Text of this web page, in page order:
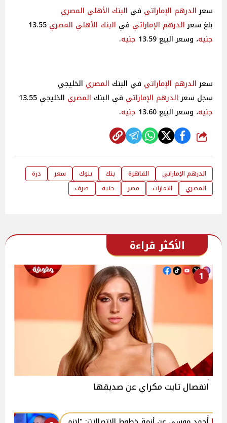
سعرالدرهم الإماراتي في البنك الأهلي المصري
بلغ سعرالدرهم الإماراتي في البنك الأهلي المصري
جنيه، وسعر البيع 13.59 جنيه.
سعرالدرهم الإماراتي في البنك المصري الخليجي
سجل سعرالدرهم الإماراتي في البنك المصري الخليجي 13.55
جنيه، وسعر البيع 13.60 جنيه.
شارك
الدرهم الإماراتي القاهرة بنك بنوك سعر
درة
المصري
الامارات مصر جنيه صرف
الأكثر قراءة
1
انفصال تايت مكراي عن صديقها